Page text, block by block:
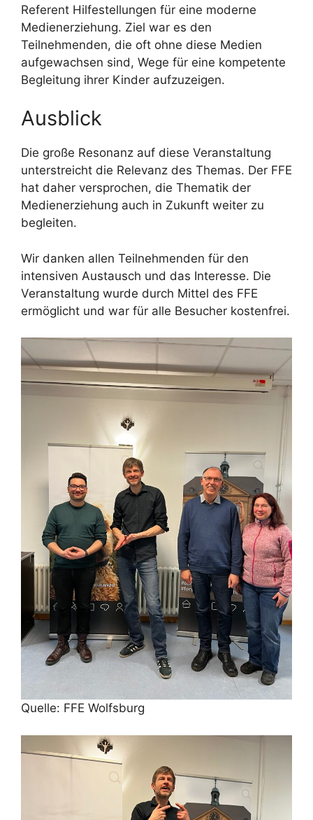
Referent Hilfestellungen für eine moderne
Medienerziehung. Ziel war es den
Teilnehmenden, die oft ohne diese Medien
aufgewachsen sind, Wege für eine kompetente
Begleitung ihrer Kinder aufzuzeigen.
Ausblick
Die große Resonanz auf diese Veranstaltung
unterstreicht die Relevanz des Themas. Der FFE
hat daher versprochen, die Thematik der
Medienerziehung auch in Zukunft weiter zu
begleiten.
Wir danken allen Teilnehmenden für den
intensiven Austausch und das Interesse. Die
Veranstaltung wurde durch Mittel des FFE
ermöglicht und war für alle Besucher kostenfrei.
Quelle: FFE Wolfsburg